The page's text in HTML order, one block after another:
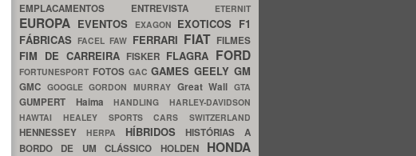
EMPLACAMENTOS ENTREVISTA ETERNIT
EUROPA EVENTOS EXAGON EXOTICOS F1
FÁBRICASFACELFAW FERRARI FIAT FILMES
FIM DE CARREIRA FISKER FLAGRA FORD
FORTUNESPORT FOTOS GACGAMESGEELYGM
GMC GOOGLEGORDON MURRAY Great WallGTA
GUMPERT HaimaHANDLINGHARLEY-DAVIDSON
HAWTAI HEALEY SPORTS CARS SWITZERLAND
HENNESSEY HERPA HÍBRIDOSHISTÓRIAS A
BORDO DE UM CLÁSSICO HOLDEN HONDA